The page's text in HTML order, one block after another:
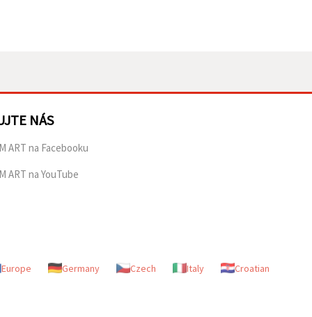
NÁS
ART na Facebooku
ART na YouTube
Europe Germany Czech Italy
Croatian